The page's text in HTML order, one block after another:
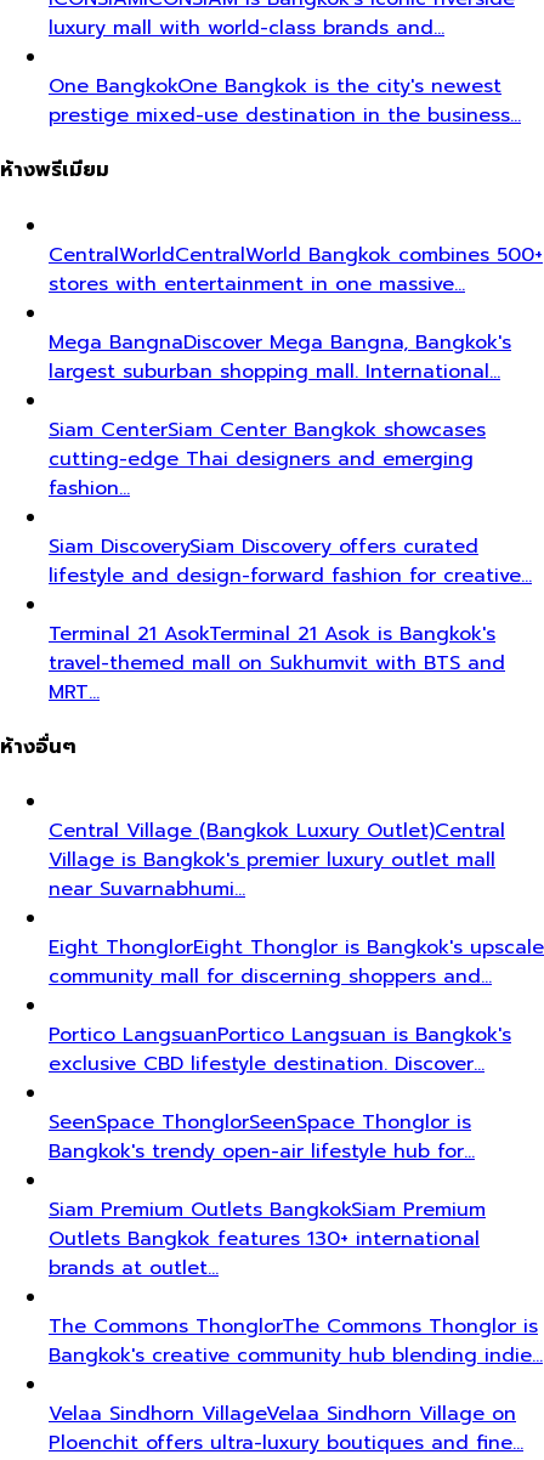
luxury mall with world-class brands and…
One BangkokOne Bangkok is the city's newest
prestige mixed-use destination in the business…
ห้างพรีเมียม
CentralWorldCentralWorld Bangkok combines 500+
stores with entertainment in one massive…
Mega BangnaDiscover Mega Bangna, Bangkok's
largest suburban shopping mall. International…
Siam CenterSiam Center Bangkok showcases
cutting-edge Thai designers and emerging
fashion…
Siam DiscoverySiam Discovery offers curated
lifestyle and design-forward fashion for creative…
Terminal 21 AsokTerminal 21 Asok is Bangkok's
travel-themed mall on Sukhumvit with BTS and
MRT…
ห้างอื่นๆ
Central Village (Bangkok Luxury Outlet)Central
Village is Bangkok's premier luxury outlet mall
near Suvarnabhumi…
Eight ThonglorEight Thonglor is Bangkok's upscale
community mall for discerning shoppers and…
Portico LangsuanPortico Langsuan is Bangkok's
exclusive CBD lifestyle destination. Discover…
SeenSpace ThonglorSeenSpace Thonglor is
Bangkok's trendy open-air lifestyle hub for…
Siam Premium Outlets BangkokSiam Premium
Outlets Bangkok features 130+ international
brands at outlet…
The Commons ThonglorThe Commons Thonglor is
Bangkok's creative community hub blending indie…
Velaa Sindhorn VillageVelaa Sindhorn Village on
Ploenchit offers ultra-luxury boutiques and fine…